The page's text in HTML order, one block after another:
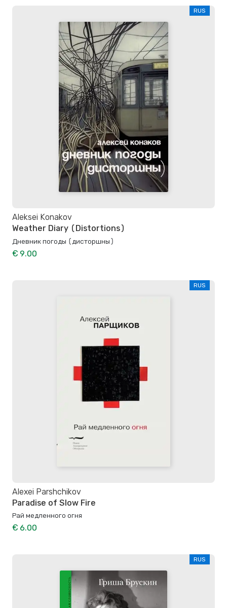
RUS
Aleksei Konakov
Weather Diary (Distortions)
Дневник погоды (дисторшны)
€ 9.00
RUS
Alexei Parshchikov
Paradise of Slow Fire
Рай медленного огня
€ 6.00
RUS